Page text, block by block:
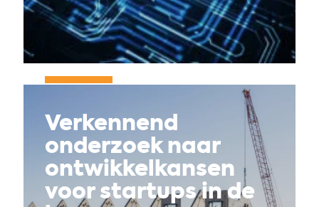
Verkennend
onderzoek naar
ontwikkelkansen
voor startups in de